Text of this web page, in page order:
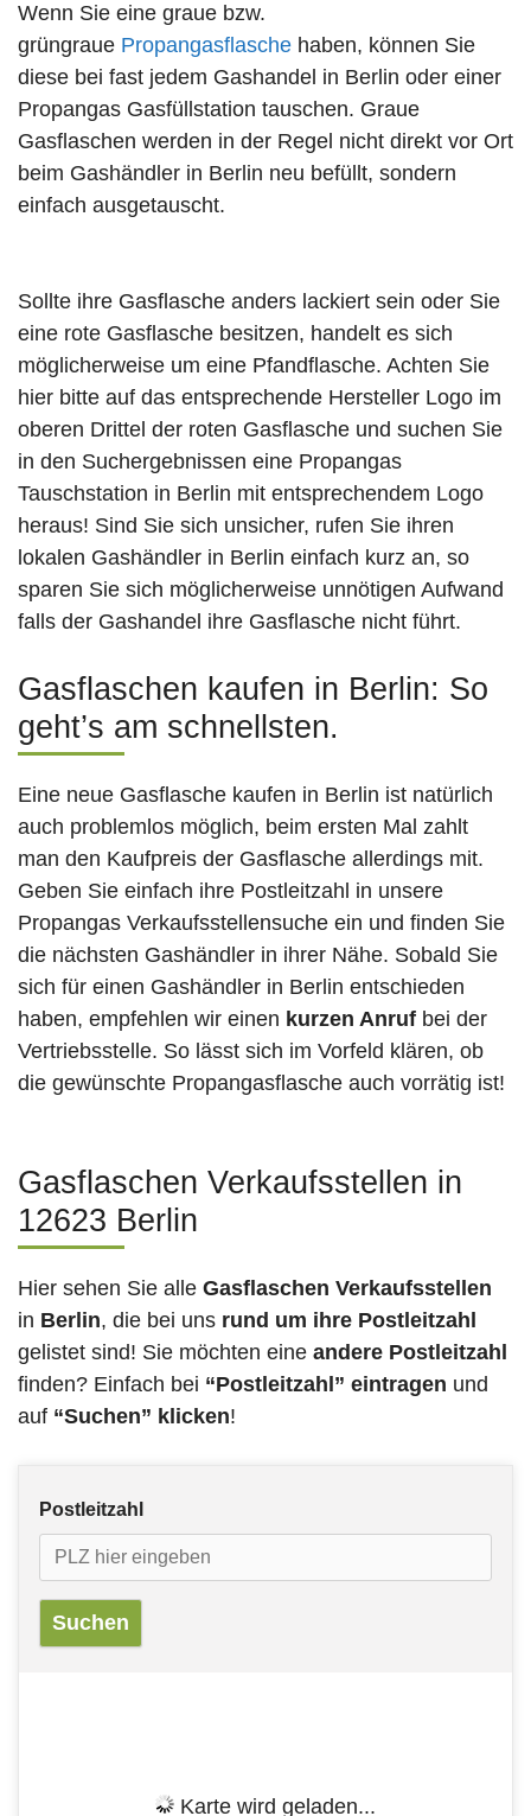
Wenn Sie eine graue bzw.
grüngraue Propangasflasche haben, können Sie
diese bei fast jedem Gashandel in Berlin oder einer
Propangas Gasfüllstation tauschen. Graue
Gasflaschen werden in der Regel nicht direkt vor Ort
beim Gashändler in Berlin neu befüllt, sondern
einfach ausgetauscht.
Sollte ihre Gasflasche anders lackiert sein oder Sie
eine rote Gasflasche besitzen, handelt es sich
möglicherweise um eine Pfandflasche. Achten Sie
hier bitte auf das entsprechende Hersteller Logo im
oberen Drittel der roten Gasflasche und suchen Sie
in den Suchergebnissen eine Propangas
Tauschstation in Berlin mit entsprechendem Logo
heraus! Sind Sie sich unsicher, rufen Sie ihren
lokalen Gashändler in Berlin einfach kurz an, so
sparen Sie sich möglicherweise unnötigen Aufwand
falls der Gashandel ihre Gasflasche nicht führt.
Gasflaschen kaufen in Berlin: So
geht’s am schnellsten.
Eine neue Gasflasche kaufen in Berlin ist natürlich
auch problemlos möglich, beim ersten Mal zahlt
man den Kaufpreis der Gasflasche allerdings mit.
Geben Sie einfach ihre Postleitzahl in unsere
Propangas Verkaufsstellensuche ein und finden Sie
die nächsten Gashändler in ihrer Nähe. Sobald Sie
sich für einen Gashändler in Berlin entschieden
haben, empfehlen wir einen kurzen Anruf bei der
Vertriebsstelle. So lässt sich im Vorfeld klären, ob
die gewünschte Propangasflasche auch vorrätig ist!
Gasflaschen Verkaufsstellen in
12623 Berlin
Hier sehen Sie alle Gasflaschen Verkaufsstellen
in Berlin, die bei uns rund um ihre Postleitzahl
gelistet sind! Sie möchten eine andere Postleitzahl
finden? Einfach bei “Postleitzahl” eintragen und
auf “Suchen” klicken!
Postleitzahl
Karte wird geladen...